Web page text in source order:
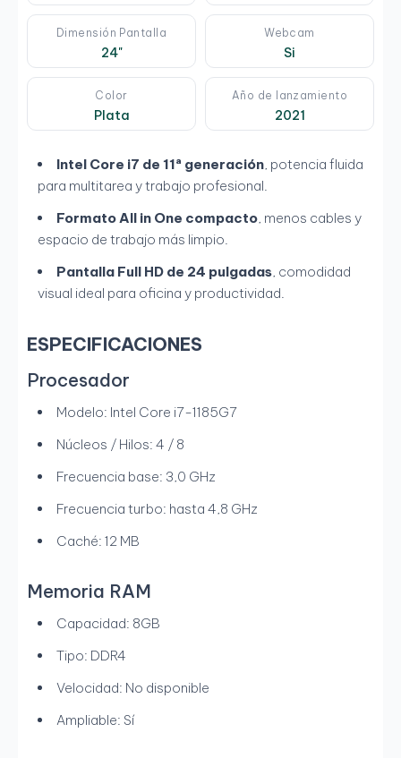
Dimensión Pantalla
24"
Webcam
Si
Color
Plata
Año de lanzamiento
2021
Intel Core i7 de 11ª generación, potencia fluida
para multitarea y trabajo profesional.
Formato All in One compacto, menos cables y
espacio de trabajo más limpio.
Pantalla Full HD de 24 pulgadas, comodidad
visual ideal para oficina y productividad.
ESPECIFICACIONES
Procesador
Modelo: Intel Core i7-1185G7
Núcleos / Hilos: 4 / 8
Frecuencia base: 3,0 GHz
Frecuencia turbo: hasta 4,8 GHz
Caché: 12 MB
Memoria RAM
Capacidad: 8GB
Tipo: DDR4
Velocidad: No disponible
Ampliable: Sí